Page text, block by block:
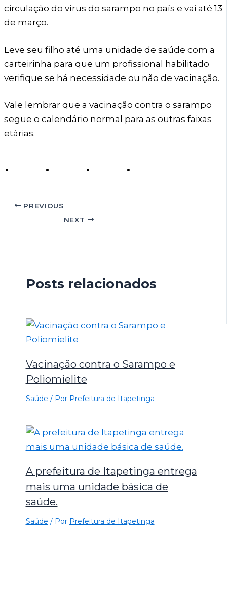
circulação do vírus do sarampo no país e vai até 13
de março.
Leve seu filho até uma unidade de saúde com a
carteirinha para que um profissional habilitado
verifique se há necessidade ou não de vacinação.
Vale lembrar que a vacinação contra o sarampo
segue o calendário normal para as outras faixas
etárias.
PREVIOUS
NEXT
Posts relacionados
Vacinação contra o Sarampo e
Poliomielite
Saúde / Por Prefeitura de Itapetinga
A prefeitura de Itapetinga entrega
mais uma unidade básica de
saúde.
Saúde / Por Prefeitura de Itapetinga